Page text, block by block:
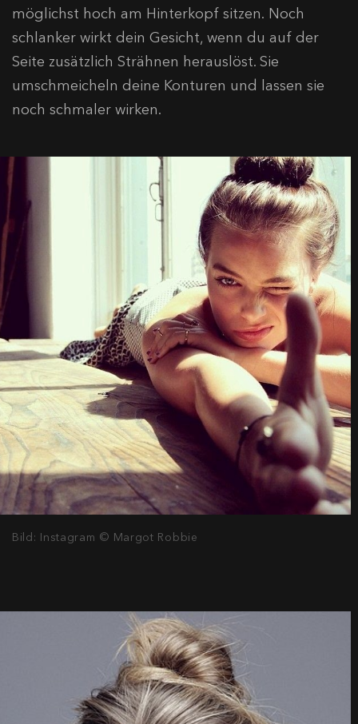
möglichst hoch am Hinterkopf sitzen. Noch
schlanker wirkt dein Gesicht, wenn du auf der
Seite zusätzlich Strähnen herauslöst. Sie
umschmeicheln deine Konturen und lassen sie
noch schmaler wirken.
Bild: Instagram © Margot Robbie